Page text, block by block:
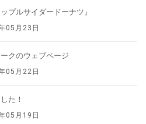
プルサイダードーナツ』
05月23日
クのウェブページ
05月22日
た！
05月19日